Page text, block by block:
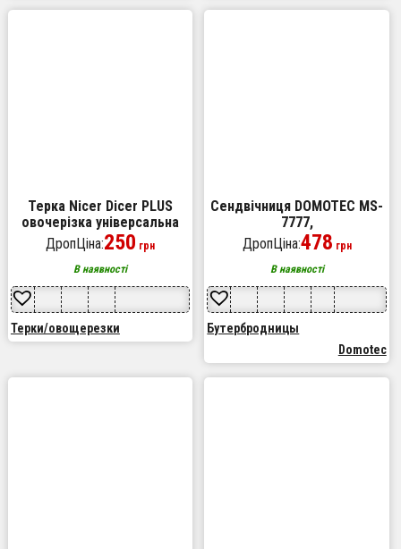
Терка Nicer Dicer PLUS
овочерізка універсальна
терка ручна овочерізка
мультислайсер кухонна
овочерізка
ДропЦіна:250 грн
В наявності
Терки/овощерезки
Сендвічниця DOMOTEC MS-
7777,
Електробутербродниця,
Сендвічниця мультипекар,
Бутербродниця електрична
ДропЦіна:478 грн
В наявності
Бутербродницы
Domotec